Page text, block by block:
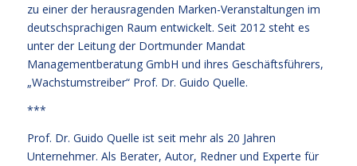
zu einer der herausragenden Marken-Veranstaltungen im
deutschsprachigen Raum entwickelt. Seit 2012 steht es
unter der Leitung der Dortmunder Mandat
Managementberatung GmbH und ihres Geschäftsführers,
„Wachstumstreiber“ Prof. Dr. Guido Quelle.
***
Prof. Dr. Guido Quelle ist seit mehr als 20 Jahren
Unternehmer. Als Berater, Autor, Redner und Experte für